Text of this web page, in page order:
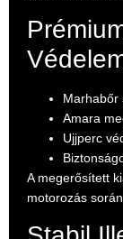
Marhabőr
Amara
Ujjperc
A megerősített
motorozás során.